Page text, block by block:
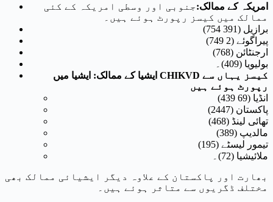
امریکہ کے ممالک:جنوبی اور وسطی امریکہ کے کئی
ممالک میں کیسز رپورٹ ہوئے ہیں۔
برازیل (391 754)
پیراگوئے (2 749)
ارجنٹائن (768)
بولیویا (409)۔
ایشیا کے ممالک: ایشیا میں CHIKVD کیسز یہاں سے
رپورٹ ہوئے ہیں
انڈیا (69 439)
پاکستان (2447)
تھائی لینڈ (468)
مالدیپ (389)
تیمور لیسٹے (195)
ملائیشیا (72)۔
بھارت اور پاکستان کے علاوہ دیگر ایشیائی ممالک بھی
مختلف ڈگریوں سے متاثر ہوئے ہیں۔